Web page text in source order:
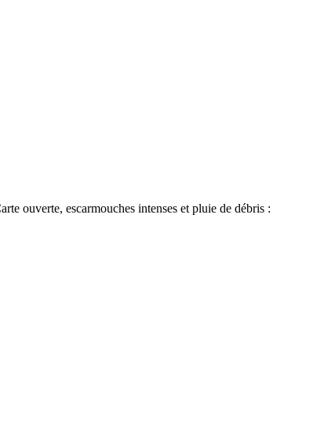
ouverte, escarmouches intenses et pluie de débris :